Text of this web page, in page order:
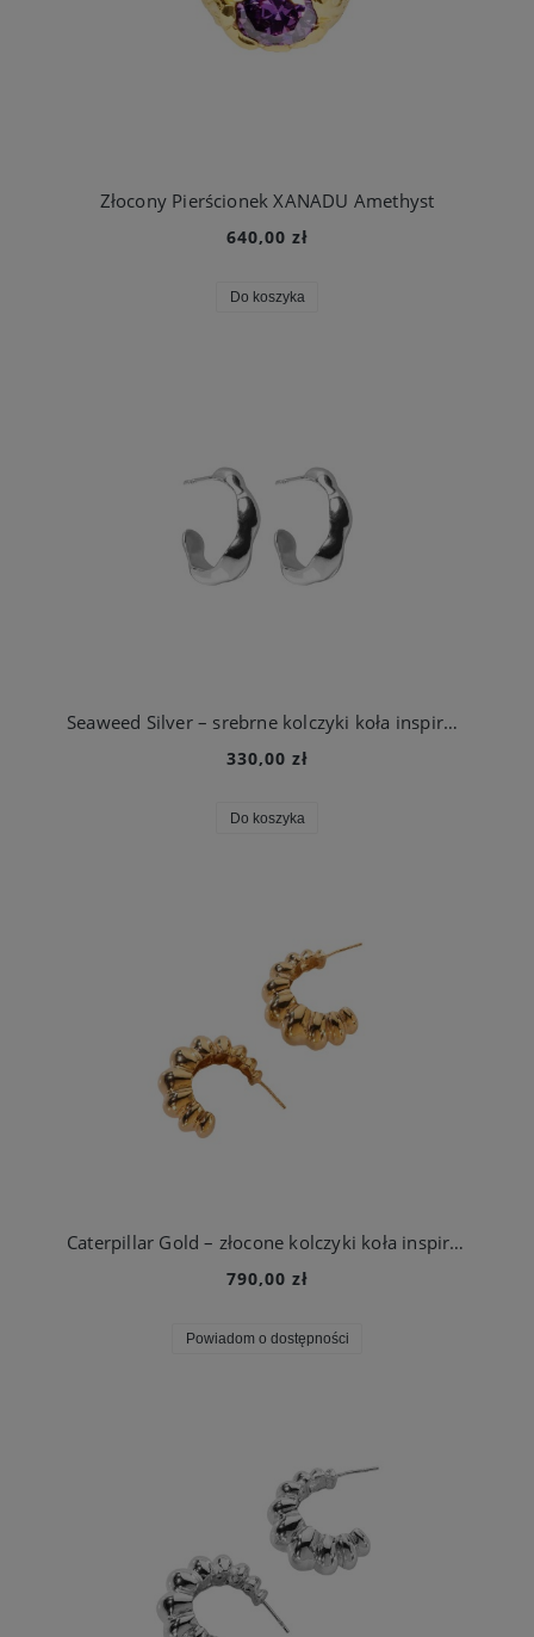
Złocony Pierścionek XANADU Amethyst
640,00 zł
Do koszyka
Seaweed Silver – srebrne kolczyki koła inspirowane morskimi wodorostami
330,00 zł
Do koszyka
Caterpillar Gold – złocone kolczyki koła inspirowane cyklem życia motyla
790,00 zł
Powiadom o dostępności